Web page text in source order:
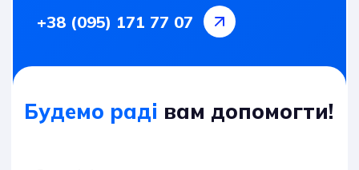
+38 (095) 171 77 07
Будемо раді вам допомогти!